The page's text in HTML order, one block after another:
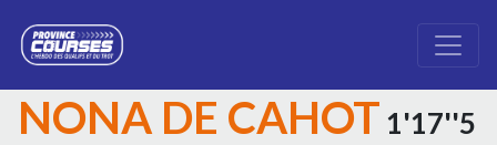
NONA DE CAHOT 1'17''5